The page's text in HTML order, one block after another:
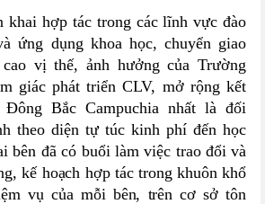
khai hợp tác trong các lĩnh vực đào
ứng dụng khoa học, chuyển giao
vị thế, ảnh hưởng của Trường
giác phát triển CLV, mở rộng kết
Bắc Campuchia nhất là đối
theo diện tự túc kinh phí đến học
bên đã có buổi làm việc trao đổivà
kế hoạch hợp tác trong khuôn khổ
vụ của mỗi bên, trên cơ sở tôn